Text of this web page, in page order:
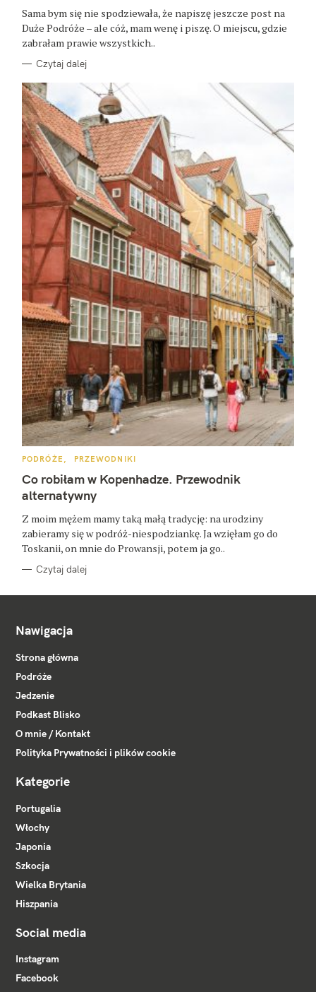
O
R
I
Sama bym się nie spodziewała, że napiszę jeszcze post na
Duże Podróże – ale cóż, mam wenę i piszę. O miejscu, gdzie
zabrałam prawie wszystkich..
Czytaj dalej
K
T
E
G
O
I
PODRÓŻE PRZEWODNIKI
Co robiłam w Kopenhadze. Przewodnik
alternatywny
Z moim mężem mamy taką małą tradycję: na urodziny
zabieramy się w podróż-niespodziankę. Ja wzięłam go do
Toskanii, on mnie do Prowansji, potem ja go..
Czytaj dalej
Nawigacja
Strona główna
Podróże
Jedzenie
Podkast Blisko
O mnie / Kontakt
Polityka Prywatności i plików cookie
Kategorie
Portugalia
Włochy
Japonia
Szkocja
Wielka Brytania
Hiszpania
Social media
Instagram
Facebook